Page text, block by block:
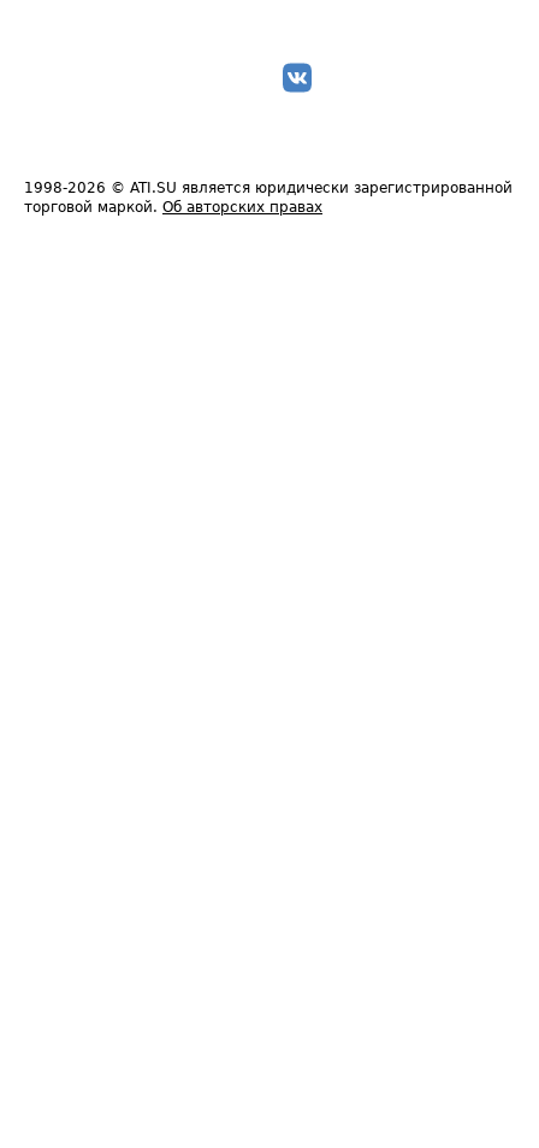
1998-2026 © ATI.SU является юридически зарегистрированной
торговой маркой. Об авторских правах